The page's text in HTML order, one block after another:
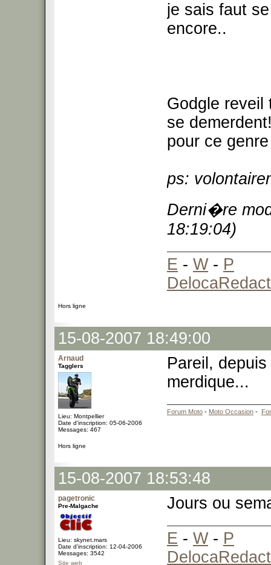
je sais faut
encore..
Godgle reveil
se
pour ce
ps:
Derni�re
18:19:04)
E - W- P
Hors ligne
15-08-2007 18:49:00
Arnaud
Tagglers
Lieu: Montpellier
Date d'inscription: 05-06-2006
Messages: 467
Pareil,
merdique...
Forum Moto - Moto Occasion -
Hors ligne
15-08-2007 18:53:48
pagetronic
Pre-Malgache
Lieu: skynet.mars
Date d'inscription: 12-04-2006
Messages: 3542
Site web
Jours ou
E - W- P